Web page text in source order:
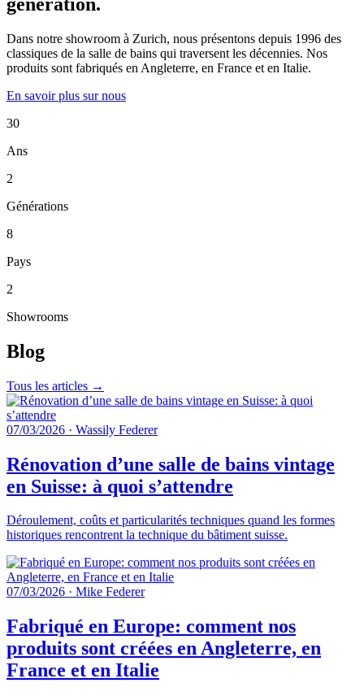
Dans notre showroom à Zurich, nous présentons depuis 1996 des
classiques de la salle de bains qui traversent les décennies. Nos
produits sont fabriqués en Angleterre, en France et en Italie.
En savoir plus sur nous
30
Ans
2
Générations
8
Pays
2
Showrooms
Blog
Tous les articles →
07/03/2026 · Wassily Federer
Rénovation d’une salle de bains vintage
en Suisse: à quoi s’attendre
Déroulement, coûts et particularités techniques quand les formes
historiques rencontrent la technique du bâtiment suisse.
07/03/2026 · Mike Federer
Fabriqué en Europe: comment nos
produits sont créées en Angleterre, en
France et en Italie